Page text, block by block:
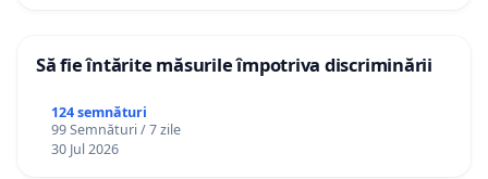
Să fie întărite măsurile împotriva discriminării
124 semnături
99 Semnături / 7 zile
30 Jul 2026